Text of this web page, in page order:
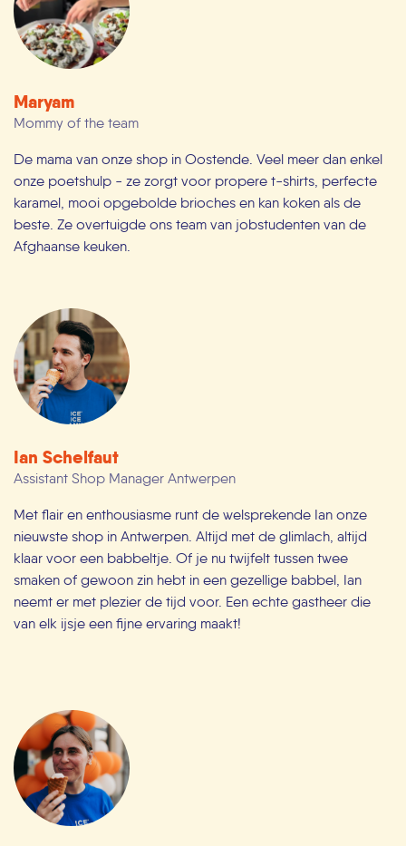
Maryam
Mommy of the team
De mama van onze shop in Oostende. Veel meer dan enkel
onze poetshulp - ze zorgt voor propere t-shirts, perfecte
karamel, mooi opgebolde brioches en kan koken als de
beste. Ze overtuigde ons team van jobstudenten van de
Afghaanse keuken.
Ian Schelfaut
Assistant Shop Manager Antwerpen
Met flair en enthousiasme runt de welsprekende Ian onze
nieuwste shop in Antwerpen. Altijd met de glimlach, altijd
klaar voor een babbeltje. Of je nu twijfelt tussen twee
smaken of gewoon zin hebt in een gezellige babbel, Ian
neemt er met plezier de tijd voor. Een echte gastheer die
van elk ijsje een fijne ervaring maakt!